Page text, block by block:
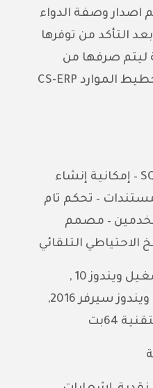
اصدار وصفة الدواء
التأكد من توفرها
ليتم صرفها من
الصيدلية. (اصدار تخطيط الموارد CS-ERP
قاعدة البيانات SQL PG – إمكانية إنشاء
– تحكم تام
– مصمم
الاحتياطي التلقائي
يعمل على نظام تشغيل ويندوز 10 ,
ويندوز سيرفر 2022 – ويندوز سيرفر 2016,